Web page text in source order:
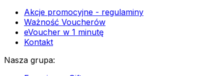
Akcje promocyjne - regulaminy
Ważność Voucherów
eVoucher w 1 minutę
Kontakt
Nasza grupa: